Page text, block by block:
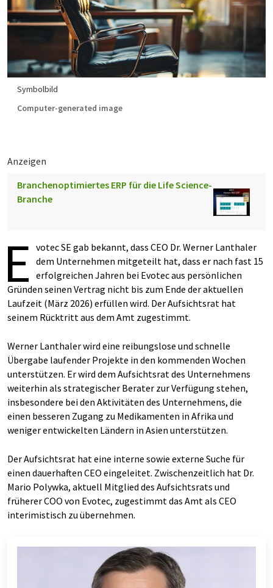
Symbolbild
Computer-generated image
Anzeigen
Branchenoptimiertes ERP für die Life Science-
Branche
E votec SE gab bekannt, dass CEO Dr. Werner Lanthaler
dem Unternehmen mitgeteilt hat, dass er nach fast 15
erfolgreichen Jahren bei Evotec aus persönlichen
Gründen seinen Vertrag nicht bis zum Ende der aktuellen
Laufzeit (März 2026) erfüllen wird. Der Aufsichtsrat hat
seinem Rücktritt aus dem Amt zugestimmt.
Werner Lanthaler wird eine reibungslose und schnelle
Übergabe laufender Projekte in den kommenden Wochen
unterstützen. Er wird dem Aufsichtsrat des Unternehmens
weiterhin als strategischer Berater zur Verfügung stehen,
insbesondere bei den Aktivitäten des Unternehmens, die
einen besseren Zugang zu Medikamenten in Afrika und
weniger entwickelten Ländern in Asien unterstützen.
Der Aufsichtsrat hat eine interne sowie externe Suche für
einen dauerhaften CEO eingeleitet. Zwischenzeitlich hat Dr.
Mario Polywka, aktuell Mitglied des Aufsichtsrats und
früherer COO von Evotec, zugestimmt das Amt als CEO
interimistisch zu übernehmen.